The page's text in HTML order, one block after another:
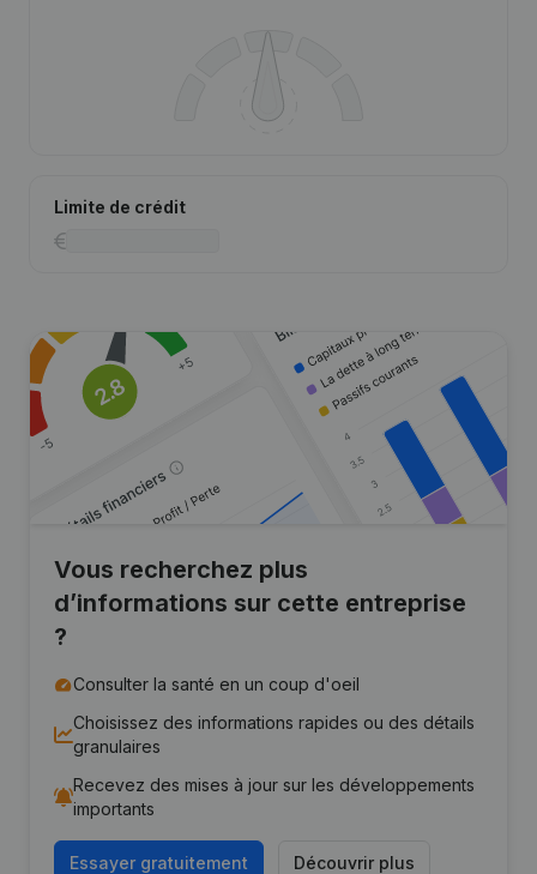
Limite de crédit
Vous recherchez plus
d’informations sur cette entreprise
?
Consulter la santé en un coup d'oeil
Choisissez des informations rapides ou des détails
granulaires
Recevez des mises à jour sur les développements
importants
Essayer gratuitement Découvrir plus